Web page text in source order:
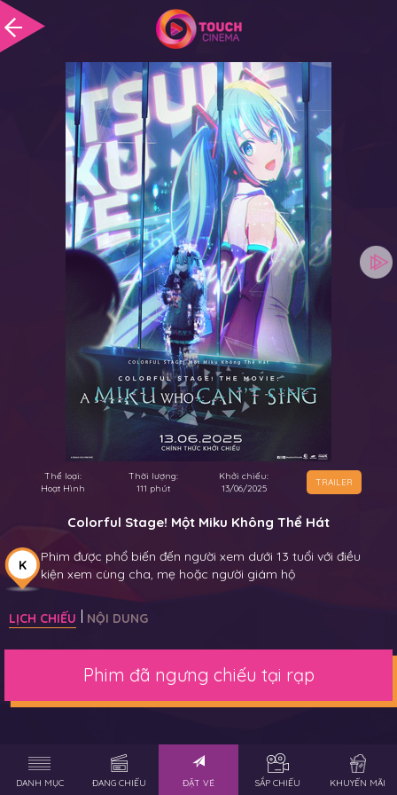
Thể loại:
Hoạt Hình
Thời lượng:
111 phút
Khởi chiếu:
13/06/2025
TRAILER
Colorful Stage! Một Miku Không Thể Hát
K
Phim được phổ biến đến người xem dưới 13 tuổi với điều
kiện xem cùng cha, mẹ hoặc người giám hộ
LỊCH CHIẾU NỘI DUNG
Phim đã ngưng chiếu tại rạp
DANH MỤC ĐANG CHIẾU ĐẶT VÉ SẮP CHIẾU KHUYẾN MÃI